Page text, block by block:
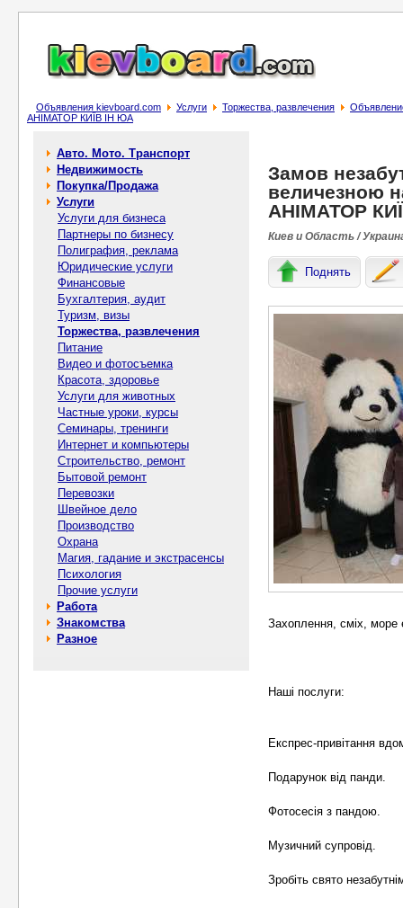
Объявления kievboard.com Услуги Торжества, развлечения
АНІМАТОР КИЇВ ІН ЮА
Авто. Мото. Транспорт
Недвижимость
Покупка/Продажа
Услуги
Услуги для бизнеса
Партнеры по бизнесу
Полиграфия, реклама
Юридические услуги
Финансовые
Бухгалтерия, аудит
Туризм, визы
Торжества, развлечения
Питание
Видео и фотосъемка
Красота, здоровье
Услуги для животных
Частные уроки, курсы
Семинары, тренинги
Интернет и компьютеры
Строительство, ремонт
Бытовой ремонт
Перевозки
Швейное дело
Производство
Охрана
Магия, гадание и экстрасенсы
Психология
Прочие услуги
Работа
Знакомства
Разное
Замов
величезною
АНІМАТОР
Киев и Область /
Поднять
Захоплення, сміх, море
Наші послуги:
Експрес-привітання
Подарунок від панди.
Фотосесія з пандою.
Музичний супровід.
Зробіть свято